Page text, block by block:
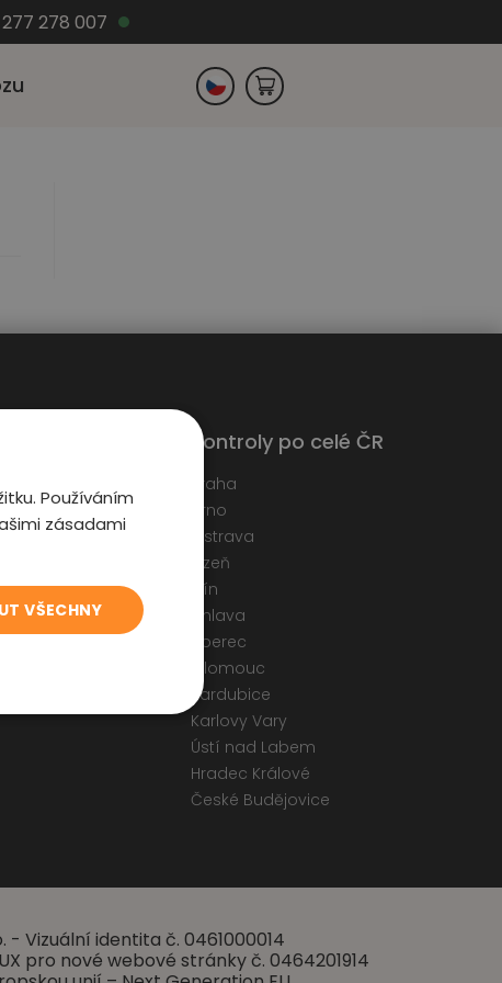
278 007
a Cookies
formulář
Kontroly po celé ČR
Praha
Brno
Ostrava
Plzeň
Zlín
Jihlava
Liberec
Olomouc
Pardubice
Karlovy Vary
Ústí nad Labem
Hradec Králové
České Budějovice
- Vizuální identita č. 0461000014
pro nové webové stránky č. 0464201914
Používáním
zásadami
VŠECHNY